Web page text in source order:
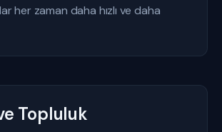
her zaman daha hızlı ve daha
Topluluk